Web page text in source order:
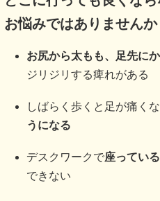
お悩みではありませんか
お尻から太もも、足先に
ジリジリする痺れがある
しばらく歩くと足が痛くな
うになる
デスクワークで座ってい
できない